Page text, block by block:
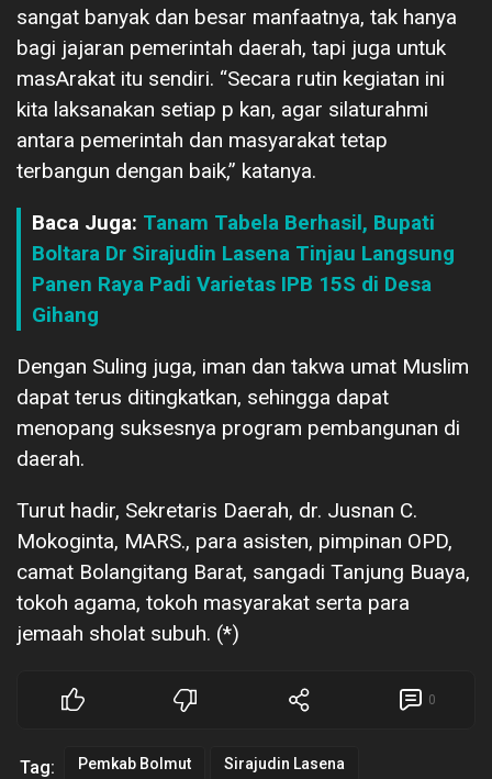
sangat banyak dan besar manfaatnya, tak hanya
bagi jajaran pemerintah daerah, tapi juga untuk
masArakat itu sendiri. “Secara rutin kegiatan ini
kita laksanakan setiap p kan, agar silaturahmi
antara pemerintah dan masyarakat tetap
terbangun dengan baik,” katanya.
Baca Juga: Tanam Tabela Berhasil, Bupati
Boltara Dr Sirajudin Lasena Tinjau Langsung
Panen Raya Padi Varietas IPB 15S di Desa
Gihang
Dengan Suling juga, iman dan takwa umat Muslim
dapat terus ditingkatkan, sehingga dapat
menopang suksesnya program pembangunan di
daerah.
Turut hadir, Sekretaris Daerah, dr. Jusnan C.
Mokoginta, MARS., para asisten, pimpinan OPD,
camat Bolangitang Barat, sangadi Tanjung Buaya,
tokoh agama, tokoh masyarakat serta para
jemaah sholat subuh. (*)
0
Tag: Pemkab Bolmut Sirajudin Lasena